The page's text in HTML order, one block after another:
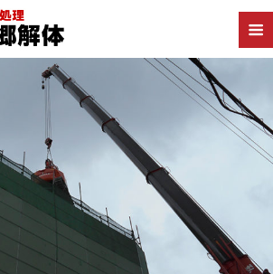
Back to 東京都 RC造解体